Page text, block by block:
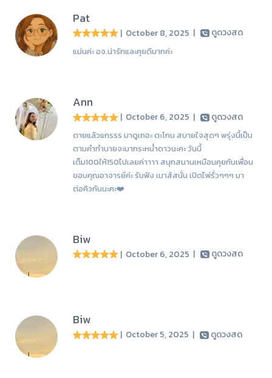
Pat
| October 8, 2025 | ดูดวงสด
แม่นค่ะ อจ.น่ารักและคุยดีมากค่ะ
Ann
| October 6, 2025 | ดูดวงสด
ตายแล้วแกรรร มาดูเถอะ ตะโกน สบายใจสุดๆ พรุ่งนี้เป็น
ตามคำทำนายจะมากระหน่ำดาวนะคะ วันนี้
เต็ม100ให้150ไปเลยค่าาาา สนุกสนานเหมือนคุยกับเพื่อน
ขอบคุณอาจารย์ค่ะ รับฟัง เมาส์สนั่น เปิดไพ่รั่วๆๆๆ มา
ต่อคิวกันนะคะ❤️
Biw
| October 6, 2025 | ดูดวงสด
Biw
| October 5, 2025 | ดูดวงสด